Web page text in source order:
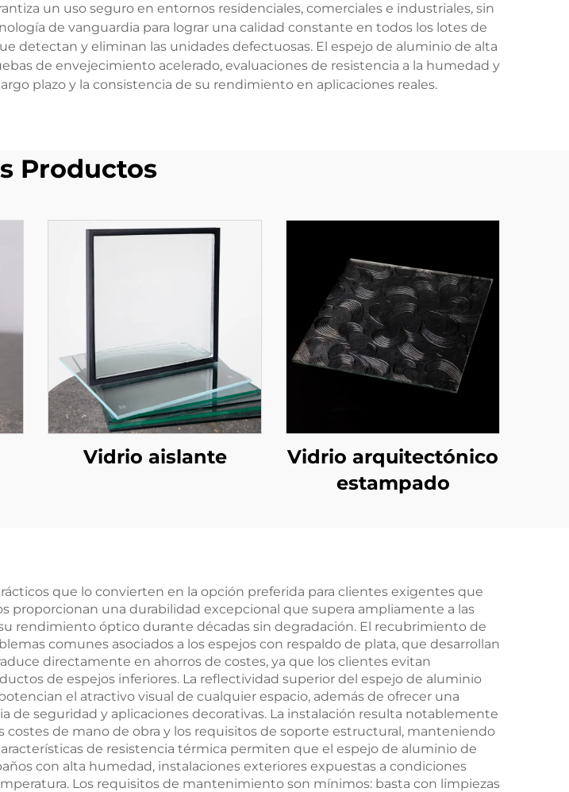
un uso seguro en entornos residenciales, comerciales e industriales, sin
de vanguardia para lograr una calidad constante en todos los lotes de
detectan y eliminan las unidades defectuosas. El espejo de aluminio de alta
de envejecimiento acelerado, evaluaciones de resistencia a la humedad y
plazo y la consistencia de su rendimiento en aplicaciones reales.
Productos
Vidrio aislante
Vidrio arquitectónico
estampado
que lo convierten en la opción preferida para clientes exigentes que
proporcionan una durabilidad excepcional que supera ampliamente a las
rendimiento óptico durante décadas sin degradación. El recubrimiento de
comunes asociados a los espejos con respaldo de plata, que desarrollan
directamente en ahorros de costes, ya que los clientes evitan
de espejos inferiores. La reflectividad superior del espejo de aluminio
el atractivo visual de cualquier espacio, además de ofrecer una
de seguridad y aplicaciones decorativas. La instalación resulta notablemente
costes de mano de obra y los requisitos de soporte estructural, manteniendo
de resistencia térmica permiten que el espejo de aluminio de
con alta humedad, instalaciones exteriores expuestas a condiciones
Los requisitos de mantenimiento son mínimos: basta con limpiezas